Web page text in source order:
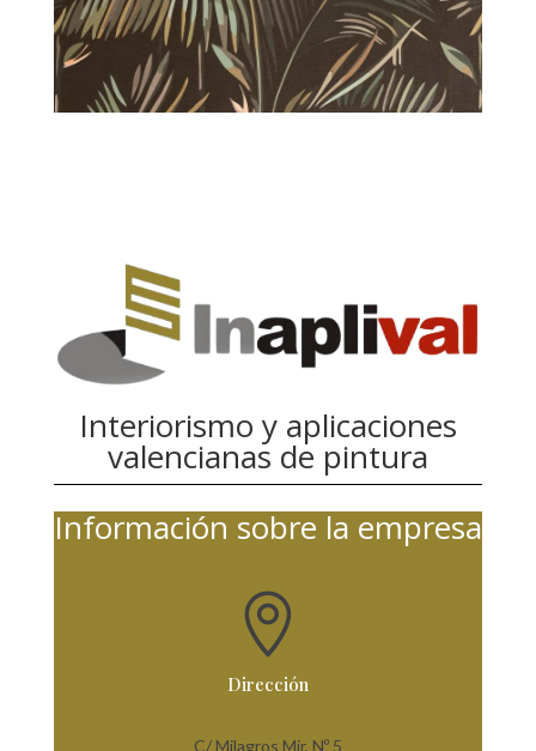
Interiorismo y aplicaciones
valencianas de pintura
Información sobre la empresa

Dirección
C/ Milagros Mir, Nº 5